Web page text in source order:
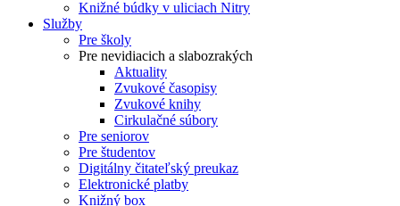
Knižné búdky v uliciach Nitry
Služby
Pre školy
Pre nevidiacich a slabozrakých
Aktuality
Zvukové časopisy
Zvukové knihy
Cirkulačné súbory
Pre seniorov
Pre študentov
Digitálny čitateľský preukaz
Elektronické platby
Knižný box